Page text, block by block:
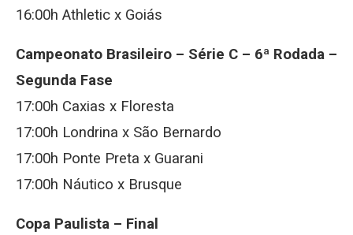
16:00h Athletic x Goiás
Campeonato Brasileiro – Série C – 6ª Rodada –
Segunda Fase
17:00h Caxias x Floresta
17:00h Londrina x São Bernardo
17:00h Ponte Preta x Guarani
17:00h Náutico x Brusque
Copa Paulista – Final